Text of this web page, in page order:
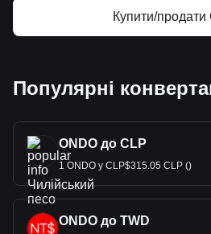
Купити/продати
Популярні
ONDO до CLP
1 ONDO у CLP$315.05 CLP ()
ONDO до TWD